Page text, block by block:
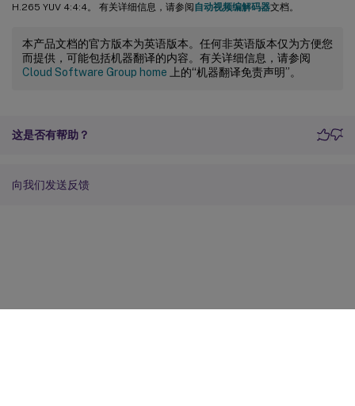
H.265 YUV 4:4:4。 有关详细信息，请参阅自动视频编解码器文档。
本产品文档的官方版本为英语版本。任何非英语版本仅为方便您
而提供，可能包括机器翻译的内容。有关详细信息，请参阅
Cloud Software Group home 上的“机器翻译免责声明”。
这是否有帮助？
向我们发送反馈